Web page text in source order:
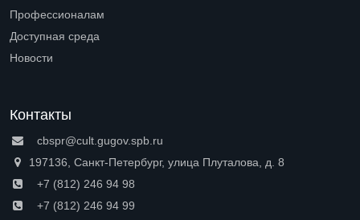
Профессионалам
Доступная среда
Новости
Контакты
cbspr@cult.gugov.spb.ru
197136, Санкт-Петербург, улица Плуталова, д. 8
+7 (812) 246 94 98
+7 (812) 246 94 99